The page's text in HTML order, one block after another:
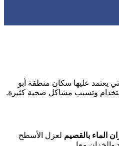
يعتمد عليها سكان منطقة أبو
وتسبب مشاكل صحية كثيرة.
الماء بالقصيم لعزل الأسطح